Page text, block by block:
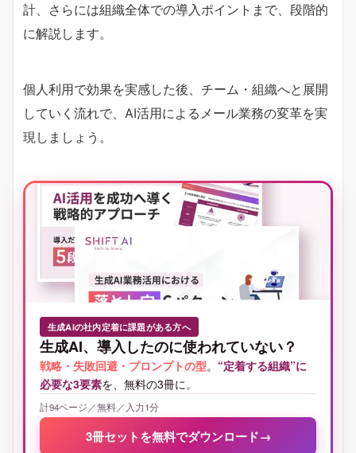
計、さらには組織全体での導入ポイントまで、段階的
に解説します。
個人利用で効果を実感した後、チーム・組織へと展開
していく流れで、AI活用によるメール業務の変革を実
現しましょう。
生成AIの社内定着に課題がある方へ
生成AI、導入したのに使われていない？
戦略・失敗回避・プロンプトの型。 “定着する組織”に
必要な3要素を、無料の3冊に。
計94ページ／無料／入力1分
3冊セットを無料でダウンロード →